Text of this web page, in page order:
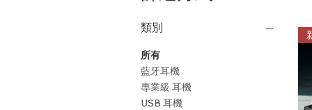
類別
所有
藍牙耳機
專業級 耳機
USB 耳機